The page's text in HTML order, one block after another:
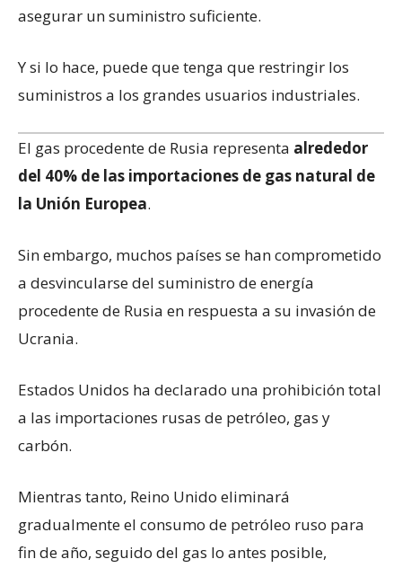
asegurar un suministro suficiente.
Y si lo hace, puede que tenga que restringir los
suministros a los grandes usuarios industriales.
El gas procedente de Rusia representa alrededor
del 40% de las importaciones de gas natural de
la Unión Europea.
Sin embargo, muchos países se han comprometido
a desvincularse del suministro de energía
procedente de Rusia en respuesta a su invasión de
Ucrania.
Estados Unidos ha declarado una prohibición total
a las importaciones rusas de petróleo, gas y
carbón.
Mientras tanto, Reino Unido eliminará
gradualmente el consumo de petróleo ruso para
fin de año, seguido del gas lo antes posible,